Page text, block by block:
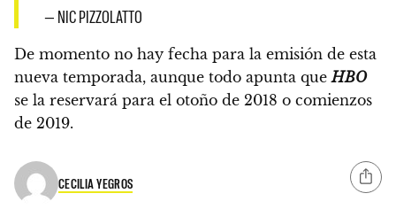
— NIC PIZZOLATTO
De momento no hay fecha para la emisión de esta
nueva temporada, aunque todo apunta queHBO
se la reservará para el otoño de 2018 o comienzos
de 2019.
CECILIA YEGROS